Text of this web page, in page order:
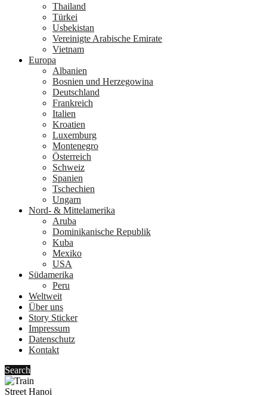
Thailand
Türkei
Usbekistan
Vereinigte Arabische Emirate
Vietnam
Europa
Albanien
Bosnien und Herzegowina
Deutschland
Frankreich
Italien
Kroatien
Luxemburg
Montenegro
Österreich
Schweiz
Spanien
Tschechien
Ungarn
Nord- & Mittelamerika
Aruba
Dominikanische Republik
Kuba
Mexiko
USA
Südamerika
Peru
Weltweit
Über uns
Story Sticker
Impressum
Datenschutz
Kontakt
Search